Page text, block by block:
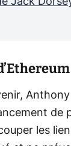
de
les